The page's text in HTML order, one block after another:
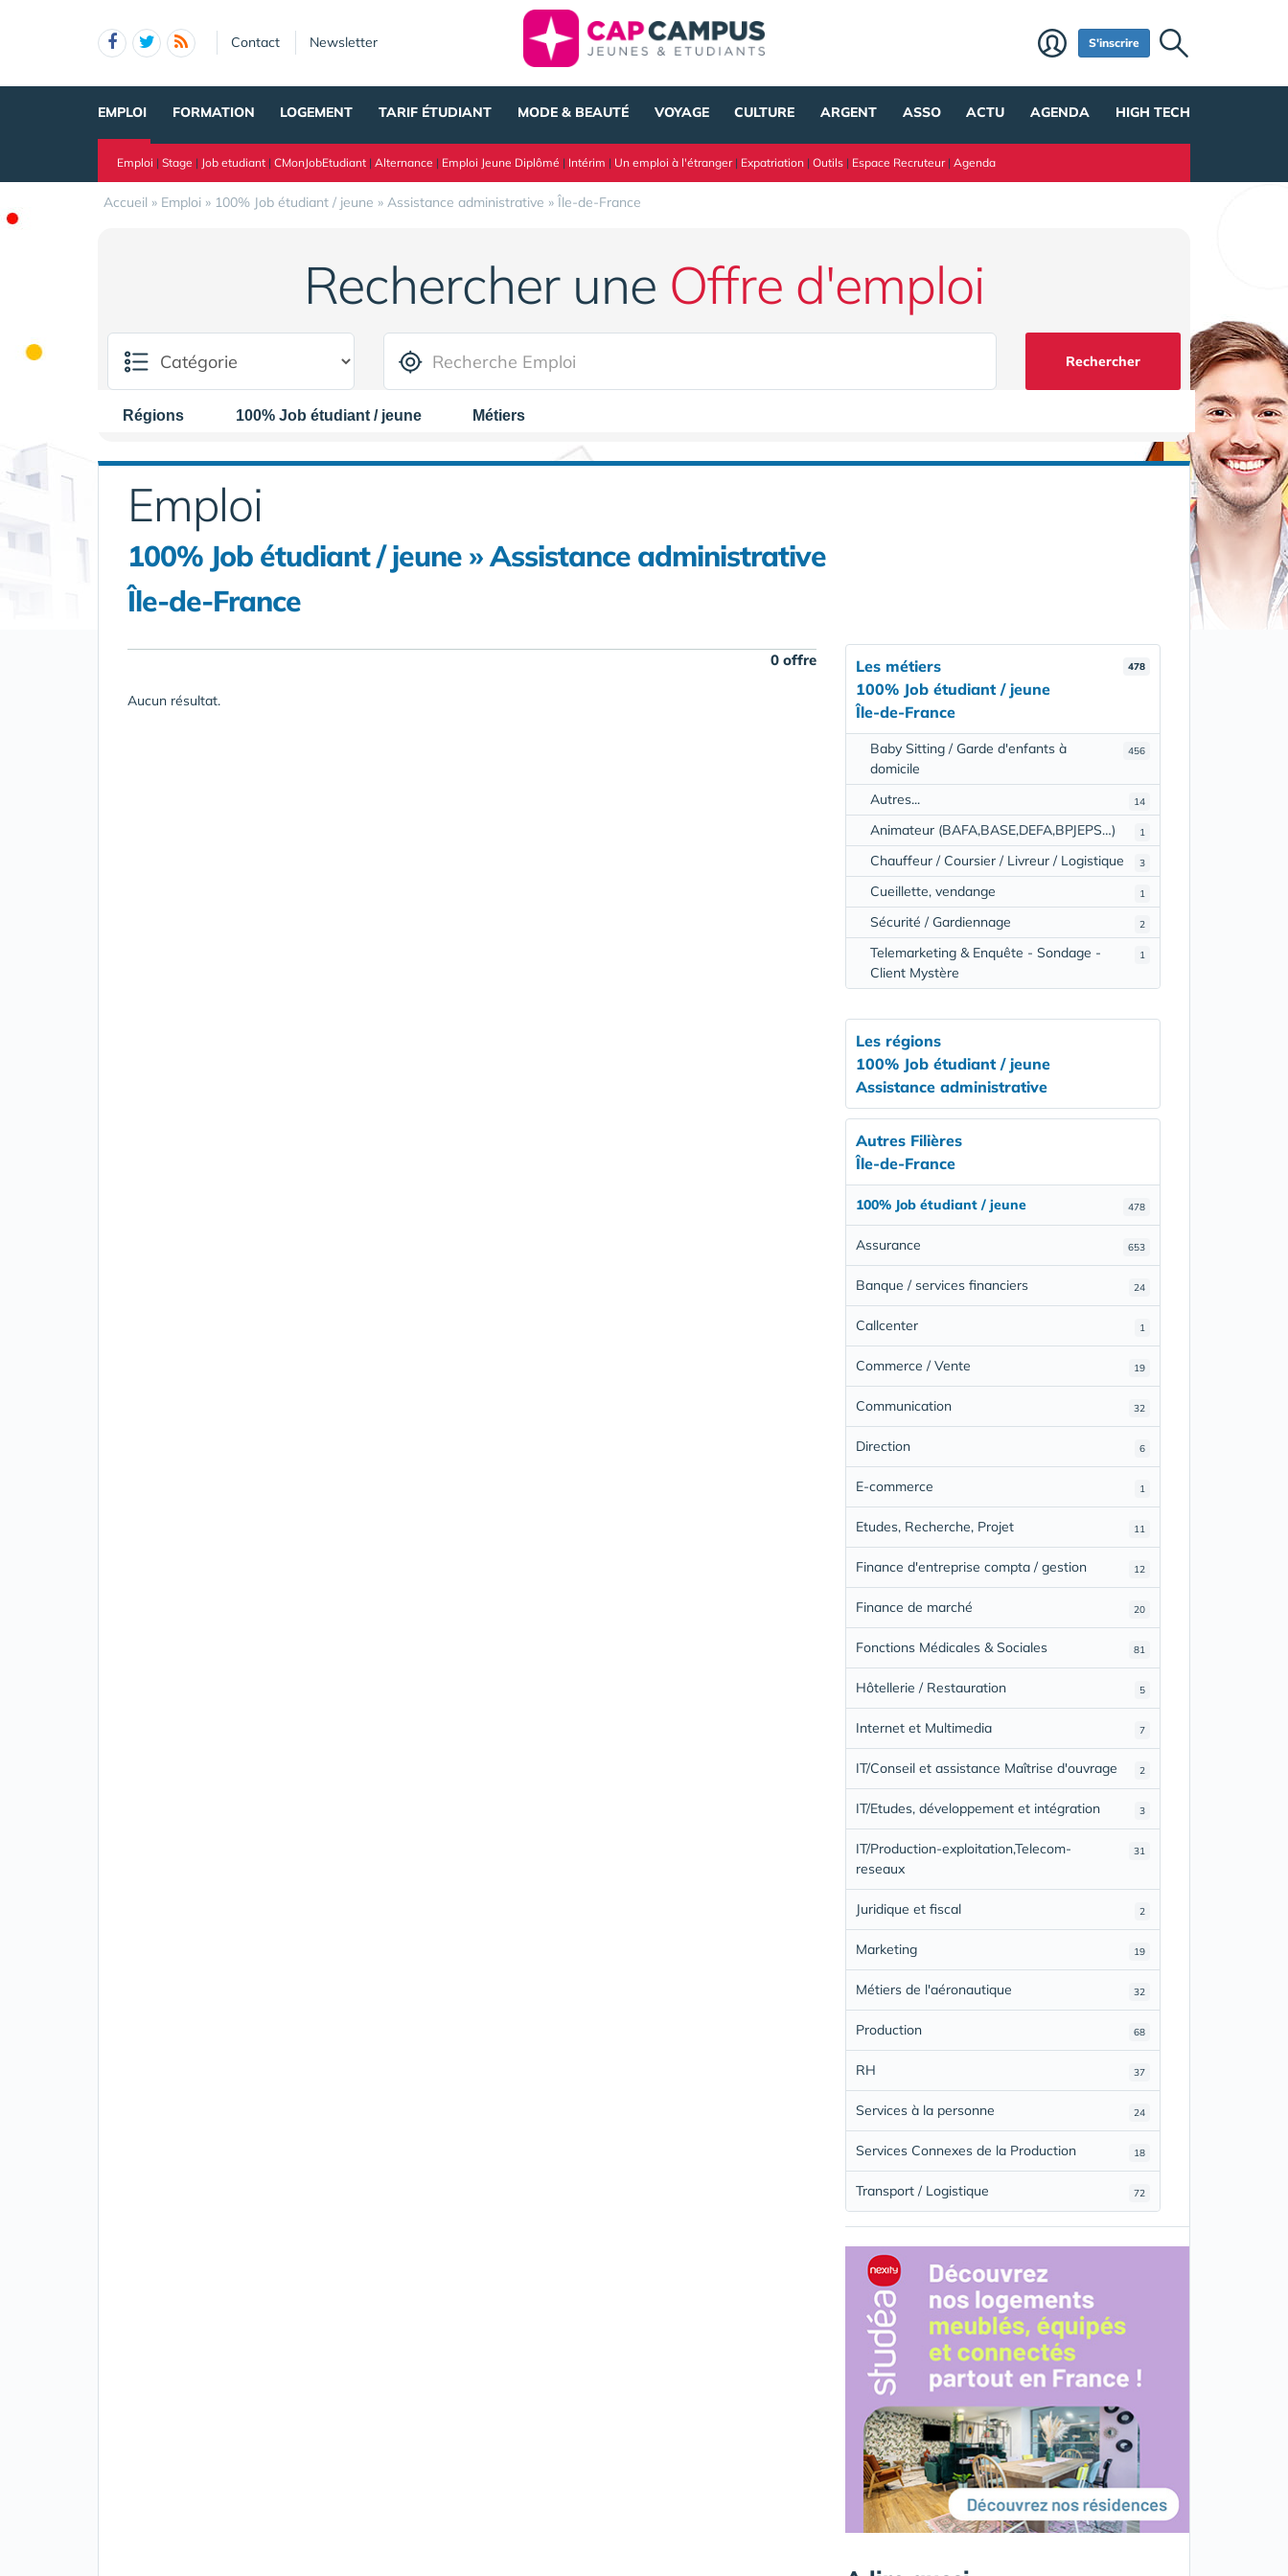
Contact Newsletter S'inscrire
EMPLOI FORMATION LOGEMENT TARIF ÉTUDIANT MODE & BEAUTÉ VOYAGE CULTURE ARGENT ASSO ACTU AGENDA HIGH TECH
Emploi | Stage | Job etudiant | CMonJobEtudiant | Alternance | Emploi Jeune Diplômé | Intérim | Un emploi à l'étranger| Expatriation | Outils | Espace Recruteur| Agenda
Accueil » Emploi » 100% Job étudiant / jeune » Assistance administrative » Île-de-France
Rechercher une Offre d'emploi
Rechercher
Régions 100% Job étudiant / jeune Métiers
Emploi
100% Job étudiant / jeune » Assistance administrative
Île-de-France
0 offre
Aucun résultat.
478
Les métiers
100% Job étudiant / jeune
Île-de-France
456
Baby Sitting / Garde d'enfants à
domicile
14
Autres...
1
Animateur (BAFA,BASE,DEFA,BPJEPS…)
3
Chauffeur / Coursier / Livreur / Logistique
1
Cueillette, vendange
2
Sécurité / Gardiennage
1
Telemarketing & Enquête - Sondage -
Client Mystère
Les régions
100% Job étudiant / jeune
Assistance administrative
Autres Filières
Île-de-France
478
100% Job étudiant / jeune
653
Assurance
24
Banque / services financiers
1
Callcenter
19
Commerce / Vente
32
Communication
6
Direction
1
E-commerce
11
Etudes, Recherche, Projet
12
Finance d'entreprise compta / gestion
20
Finance de marché
81
Fonctions Médicales & Sociales
5
Hôtellerie / Restauration
7
Internet et Multimedia
2
IT/Conseil et assistance Maîtrise d'ouvrage
3
IT/Etudes, développement et intégration
31
IT/Production-exploitation,Telecom-
reseaux
2
Juridique et fiscal
19
Marketing
32
Métiers de l'aéronautique
68
Production
37
RH
24
Services à la personne
18
Services Connexes de la Production
72
Transport / Logistique